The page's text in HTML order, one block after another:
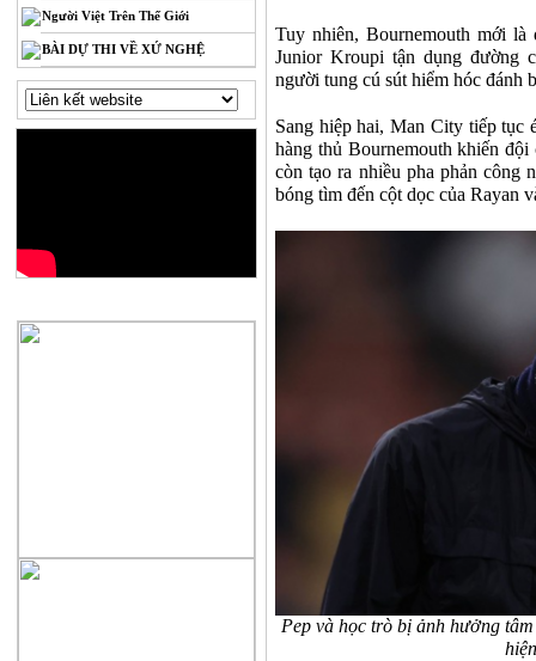
Người Việt Trên Thế Giới
BÀI DỰ THI VỀ XỨ NGHỆ
Tuy nhiên, Bournemouth mới
Junior Kroupi tận dụng đường
người tung cú sút hiểm hóc đánh
Sang hiệp hai, Man City tiếp tục
hàng thủ Bournemouth khiến
còn tạo ra nhiều pha phản công
bóng tìm đến cột dọc của Rayan
Pep và học trò bị ảnh hưởng